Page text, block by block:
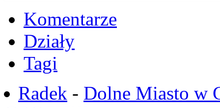
Komentarze
Działy
Tagi
Radek - Dolne Miasto w